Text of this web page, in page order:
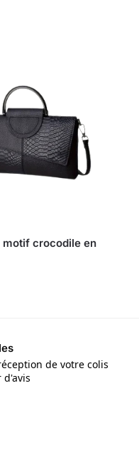
motif crocodile en
de votre colis
d'avis